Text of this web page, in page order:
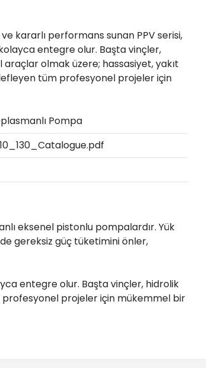
kararlı performans sunan PPV serisi,
entegre olur. Başta vinçler,
olmak üzere; hassasiyet, yakıt
tüm profesyonel projeler için
Pompa
eksenel pistonlu pompalardır. Yük
gereksiz güç tüketimini önler,
entegre olur. Başta vinçler, hidrolik
projeler için mükemmel bir